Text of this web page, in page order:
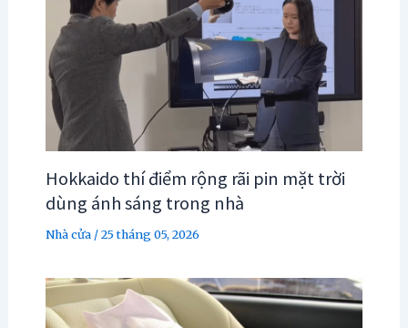
Hokkaido thí điểm rộng rãi pin mặt trời
dùng ánh sáng trong nhà
Nhà cửa/25 tháng 05, 2026